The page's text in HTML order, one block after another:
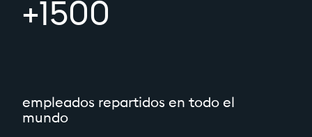
+1500
empleados repartidos en todo el
mundo